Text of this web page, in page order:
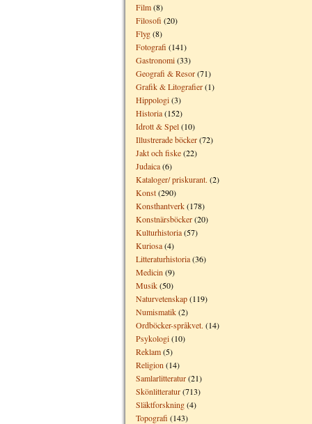
Film(8)
Filosofi (20)
Flyg(8)
Fotografi (141)
Gastronomi(33)
Geografi & Resor(71)
Grafik & Litografier(1)
Hippologi(3)
Historia(152)
Idrott & Spel(10)
Illustrerade böcker(72)
Jakt och fiske(22)
Judaica(6)
Kataloger/ priskurant. (2)
Konst(290)
Konsthantverk(178)
Konstnärsböcker(20)
Kulturhistoria(57)
Kuriosa(4)
Litteraturhistoria(36)
Medicin (9)
Musik(50)
Naturvetenskap(119)
Numismatik(2)
Ordböcker-språkvet. (14)
Psykologi(10)
Reklam(5)
Religion (14)
Samlarlitteratur(21)
Skönlitteratur(713)
Släktforskning(4)
Topografi (143)